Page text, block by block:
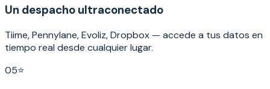
Un despacho ultraconectado
Tiime, Pennylane, Evoliz, Dropbox — accede a tus datos en
tiempo real desde cualquier lugar.
05⭐